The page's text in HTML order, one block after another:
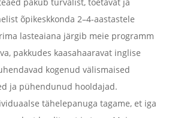
pakub turvalist, toetavat ja
õpikeskkonda 2–4-aastastele
lasteaiana järgib meie programm
pakkudes kaasahaaravat inglise
kogenud välismaised
ja pühendunud hooldajad.
tähelepanuga tagame, et iga